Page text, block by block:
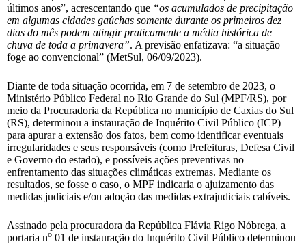
últimos anos”, acrescentando que “os acumulados de precipitação
em algumas cidades gaúchas somente durante os primeiros dez
dias do mês podem atingir praticamente a média histórica de
chuva de toda a primavera”. A previsão enfatizava: “a situação
foge ao convencional” (MetSul, 06/09/2023).
Diante de toda situação ocorrida, em 7 de setembro de 2023, o
Ministério Público Federal no Rio Grande do Sul (MPF/RS), por
meio da Procuradoria da República no município de Caxias do Sul
(RS), determinou a instauração de Inquérito Civil Público (ICP)
para apurar a extensão dos fatos, bem como identificar eventuais
irregularidades e seus responsáveis (como Prefeituras, Defesa Civil
e Governo do estado), e possíveis ações preventivas no
enfrentamento das situações climáticas extremas. Mediante os
resultados, se fosse o caso, o MPF indicaria o ajuizamento das
medidas judiciais e/ou adoção das medidas extrajudiciais cabíveis.
Assinado pela procuradora da República Flávia Rigo Nóbrega, a
portaria no 01 de instauração do Inquérito Civil Público determinou